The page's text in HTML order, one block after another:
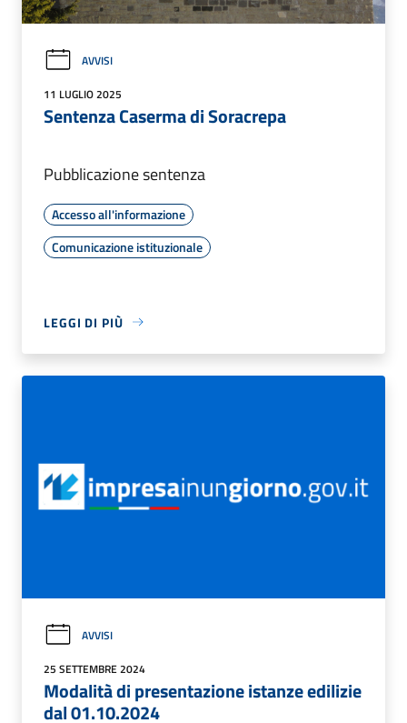
AVVISI
11 LUGLIO 2025
Sentenza Caserma di Soracrepa
Pubblicazione sentenza
Accesso all'informazione
Comunicazione istituzionale
LEGGI DI PIÙ
AVVISI
25 SETTEMBRE 2024
Modalità di presentazione istanze edilizie
dal 01.10.2024